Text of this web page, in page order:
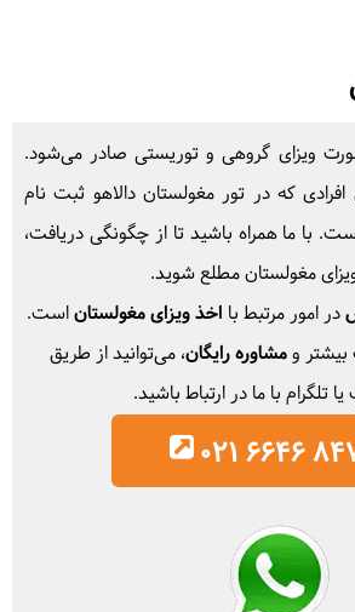
ویزای گروهی و توریستی صادر می‌شود.
که در تور مغولستان دالاهو ثبت نام
با ما همراه باشید تا از چگونگی دریافت،
مغولستان مطلع شوید.
در امور مرتبط با اخذ ویزای مغولستاناست.
بیشتر ومشاوره رایگان، می‌توانید از طریق
تلگرام با ما در ارتباط باشید.
021 6646